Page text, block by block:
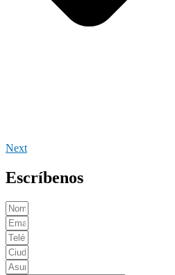
Next
Escríbenos